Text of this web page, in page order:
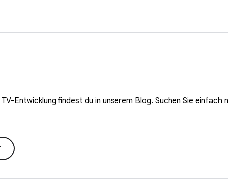
Entwicklung findest du in unserem Blog. Suchen Sie einfach